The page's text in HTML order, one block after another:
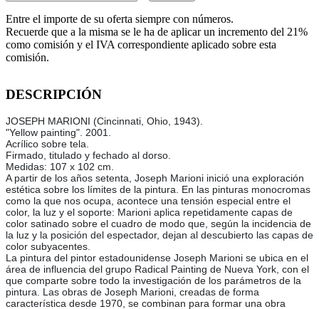
Entre el importe de su oferta siempre con números.
Recuerde que a la misma se le ha de aplicar un incremento del 21%
como comisión y el IVA correspondiente aplicado sobre esta
comisión.
DESCRIPCIÓN
JOSEPH MARIONI (Cincinnati, Ohio, 1943).
"Yellow painting". 2001.
Acrílico sobre tela.
Firmado, titulado y fechado al dorso.
Medidas: 107 x 102 cm.
A partir de los años setenta, Joseph Marioni inició una exploración
estética sobre los límites de la pintura. En las pinturas monocromas
como la que nos ocupa, acontece una tensión especial entre el
color, la luz y el soporte: Marioni aplica repetidamente capas de
color satinado sobre el cuadro de modo que, según la incidencia de
la luz y la posición del espectador, dejan al descubierto las capas de
color subyacentes.
La pintura del pintor estadounidense Joseph Marioni se ubica en el
área de influencia del grupo Radical Painting de Nueva York, con el
que comparte sobre todo la investigación de los parámetros de la
pintura. Las obras de Joseph Marioni, creadas de forma
característica desde 1970, se combinan para formar una obra